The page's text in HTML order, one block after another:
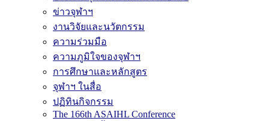
ข่าวจุฬาฯ
งานวิจัยและนวัตกรรม
ความร่วมมือ
ความภูมิใจของจุฬาฯ
การศึกษาและหลักสูตร
จุฬาฯ ในสื่อ
ปฏิทินกิจกรรม
The 166th ASAIHL Conference